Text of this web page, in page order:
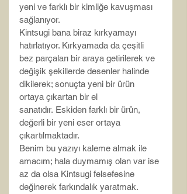
yeni ve farklı bir kimliğe kavuşması
sağlanıyor.
Kintsugi bana biraz kırkyamayı
hatırlatıyor. Kırkyamada da çeşitli
bez parçaları bir araya getirilerek ve
değişik şekillerde desenler halinde
dikilerek; sonuçta yeni bir ürün
ortaya çıkartan bir el
sanatıdır. Eskiden farklı bir ürün,
değerli bir yeni eser ortaya
çıkartılmaktadır.
Benim bu yazıyı kaleme almak ile
amacım; hala duymamış olan var ise
az da olsa Kintsugi felsefesine
değinerek farkındalık yaratmak.